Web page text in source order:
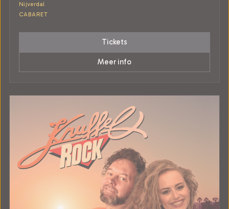
Nijverdal
CABARET
Tickets
Meer info